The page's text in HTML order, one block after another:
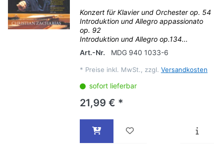
Konzert für Klavier und Orchester op. 54
Introduktion und Allegro appassionato
op. 92
Introduktion und Allegro op.134...
Art.-Nr.
MDG 940 1033-6
* Preise inkl. MwSt., zzgl. Versandkosten
sofort lieferbar
21,99 € *